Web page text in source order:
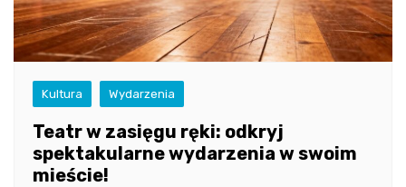
Kultura Wydarzenia
Teatr w zasięgu ręki: odkryj
spektakularne wydarzenia w swoim
mieście!